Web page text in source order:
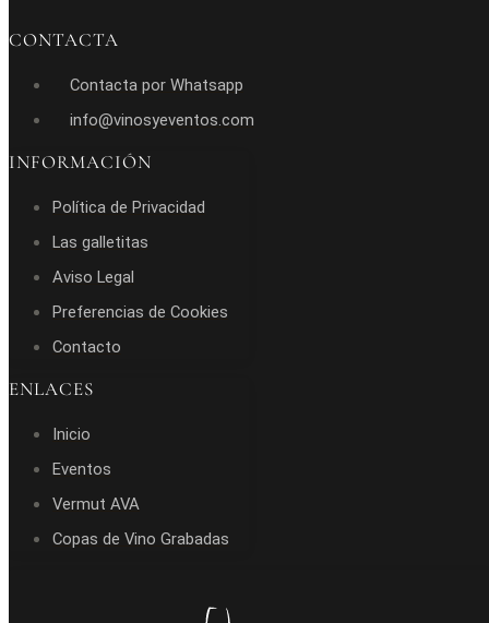
CONTACTA
Contacta por Whatsapp
info@vinosyeventos.com
INFORMACIÓN
Política de Privacidad
Las galletitas
Aviso Legal
Preferencias de Cookies
Contacto
ENLACES
Inicio
Eventos
Vermut AVA
Copas de Vino Grabadas